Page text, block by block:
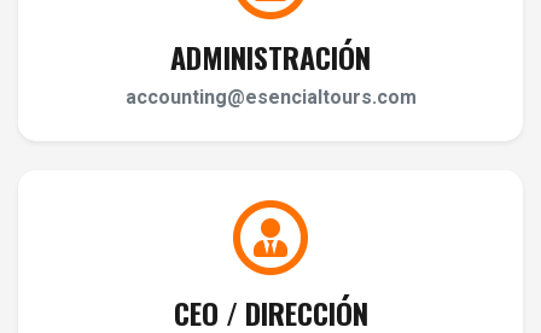
ADMINISTRACIÓN
accounting@esencialtours.com
CEO / DIRECCIÓN